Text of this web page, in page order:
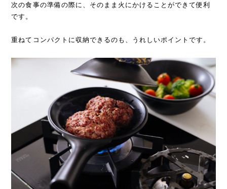
次の食事の準備の際に、そのまま火にかけることができて便利
です。
重ねてコンパクトに収納できるのも、うれしいポイントです。